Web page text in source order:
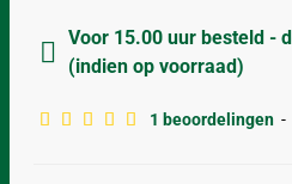
Voor 15.00 uur besteld -
(indien op voorraad)
1 beoordelingen -